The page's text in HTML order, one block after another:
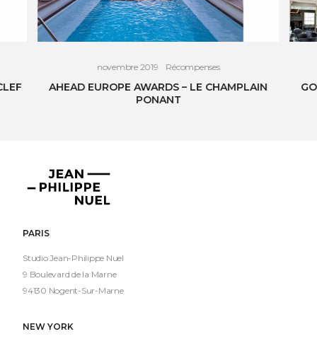
novembre 2019 Récompenses
AHEAD EUROPE AWARDS – LE CHAMPLAIN
PONANT
Jean-
Philippe
PARIS
Studio Jean-Philippe Nuel
9 Boulevard de la Marne
94130 Nogent-Sur-Marne
NEW YORK